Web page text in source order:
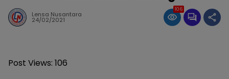
Lensa Nusantara
24/02/2021
106
Post Views: 106